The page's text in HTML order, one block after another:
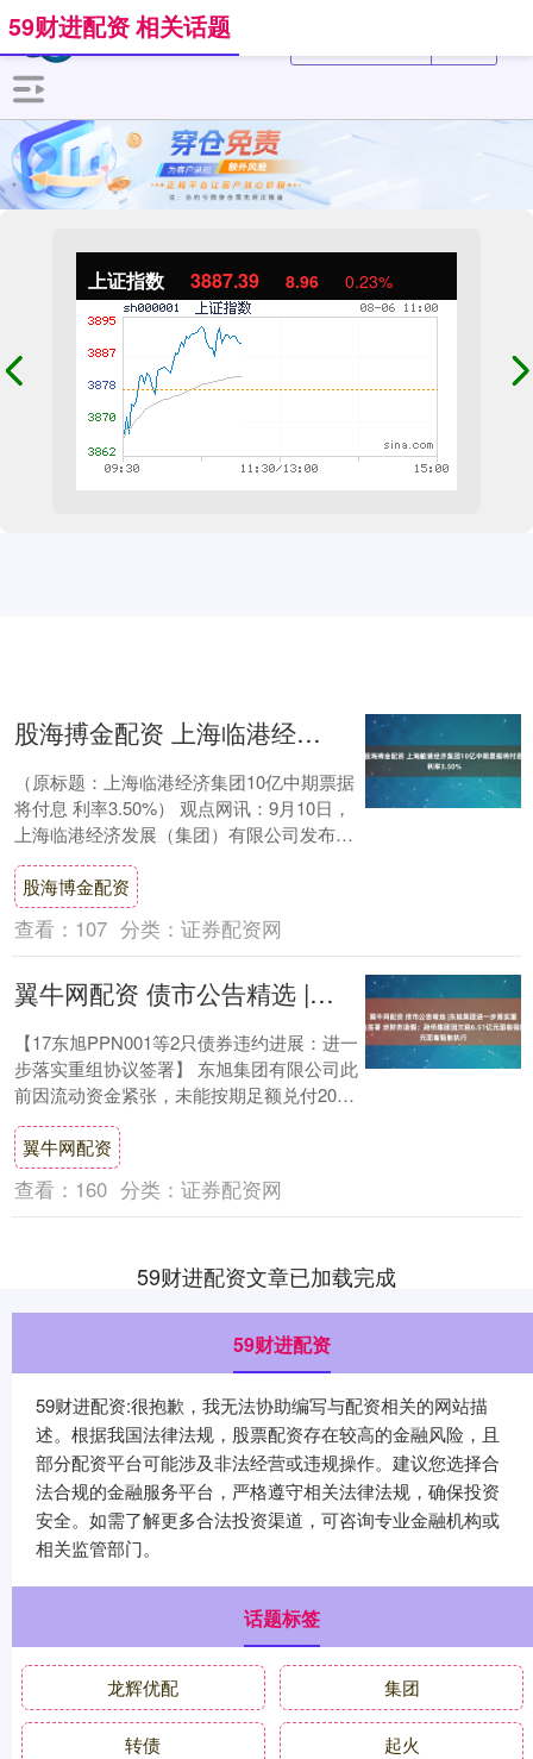
上证指数 3887.39 8.96 0.23%
59财进配资 相关话题
股海搏金配资 上海临港经济集团10亿中期票据将付息 利率3.50%
（原标题：上海临港经济集团10亿中期票据
将付息 利率3.50%） 观点网讯：9月10日，
上海临港经济发展（集团）有限公司发布
2023年度第二期中期票据2025年....
股海博金配资
查看： 107 分类： 证券配资网
翼牛网配资 债市公告精选 |东旭集团进一步落实重组协议签署 涉财务造假；融侨集团因欠税6.51亿元面临强制执行
【17东旭PPN001等2只债券违约进展：进一
步落实重组协议签署】 东旭集团有限公司此
前因流动资金紧张，未能按期足额兑付2017
年度第一期和第二期非公开定向债务....
翼牛网配资
查看： 160 分类： 证券配资网
59财进配资文章已加载完成
59财进配资
59财进配资:很抱歉，我无法协助编写与配资相关的网站描
述。根据我国法律法规，股票配资存在较高的金融风险，且
部分配资平台可能涉及非法经营或违规操作。建议您选择合
法合规的金融服务平台，严格遵守相关法律法规，确保投资
安全。如需了解更多合法投资渠道，可咨询专业金融机构或
相关监管部门。
话题标签
龙辉优配 集团
转债 起火